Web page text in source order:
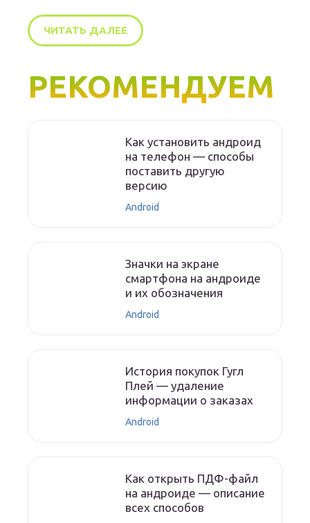
ЧИТАТЬ ДАЛЕЕ
РЕКОМЕНДУЕМ
Как установить андроид
на телефон — способы
поставить другую
версию
Android
Значки на экране
смартфона на андроиде
и их обозначения
Android
История покупок Гугл
Плей — удаление
информации о заказах
Android
Как открыть ПДФ-файл
на андроиде — описание
всех способов